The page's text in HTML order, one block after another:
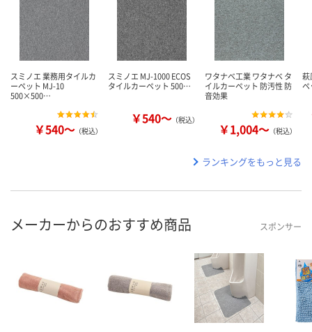
スミノエ 業務用タイルカ
ーペット MJ-10
500×500…
￥540～ （税込）
スミノエ MJ-1000 ECOS
タイルカーペット 500…
￥540～ （税込）
ワタナベ工業 ワタナベ タ
イルカーペット 防汚性 防
音効果
￥1,004～ （税込）
萩
ペ
ランキングをもっと見る
メーカーからのおすすめ商品 スポンサー